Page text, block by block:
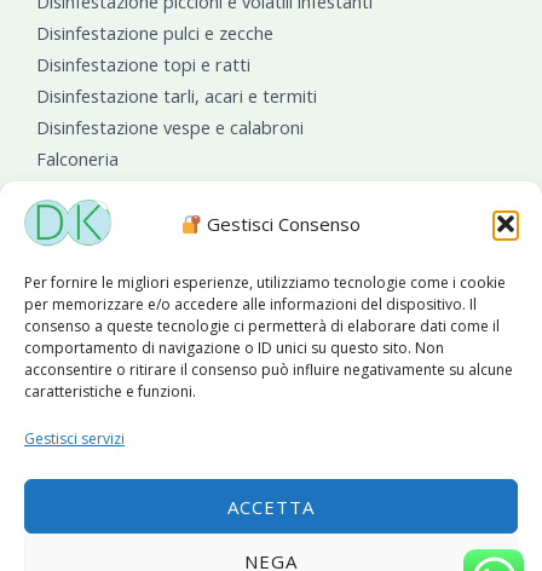
Gestisci Consenso
Per fornire le migliori esperienze, utilizziamo tecnologie come i cookie
per memorizzare e/o accedere alle informazioni del dispositivo. Il
consenso a queste tecnologie ci permetterà di elaborare dati come il
comportamento di navigazione o ID unici su questo sito. Non
acconsentire o ritirare il consenso può influire negativamente su alcune
caratteristiche e funzioni.
Gestisci servizi
ACCETTA
NEGA
Disinfestazione pulci e zecche
Disinfestazione topi e ratti
Disinfestazione tarli, acari e termiti
Disinfestazione vespe e calabroni
Falconeria
Copyright © 2026 Diseko Group Srls | |Sito web